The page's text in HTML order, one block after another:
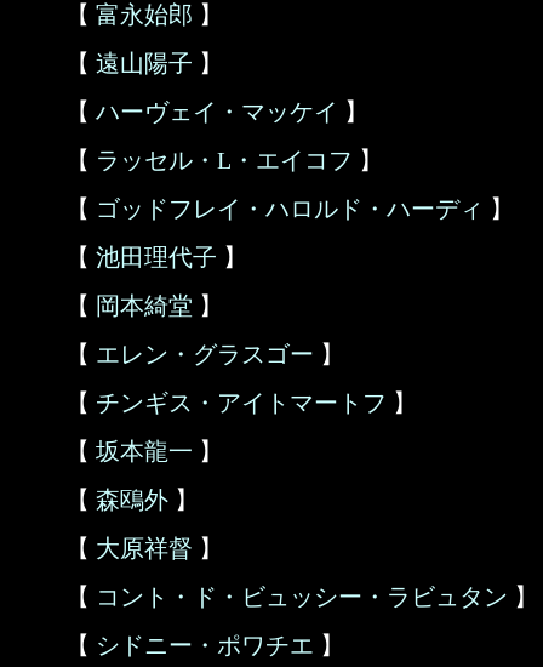
【 富永始郎 】
【 遠山陽子 】
【 ハーヴェイ・マッケイ 】
【 ラッセル・L・エイコフ 】
【 ゴッドフレイ・ハロルド・ハーディ 】
【 池田理代子 】
【 岡本綺堂 】
【 エレン・グラスゴー 】
【 チンギス・アイトマートフ 】
【 坂本龍一 】
【 森鴎外 】
【 大原祥督 】
【 コント・ド・ビュッシー・ラビュタン 】
【 シドニー・ポワチエ 】